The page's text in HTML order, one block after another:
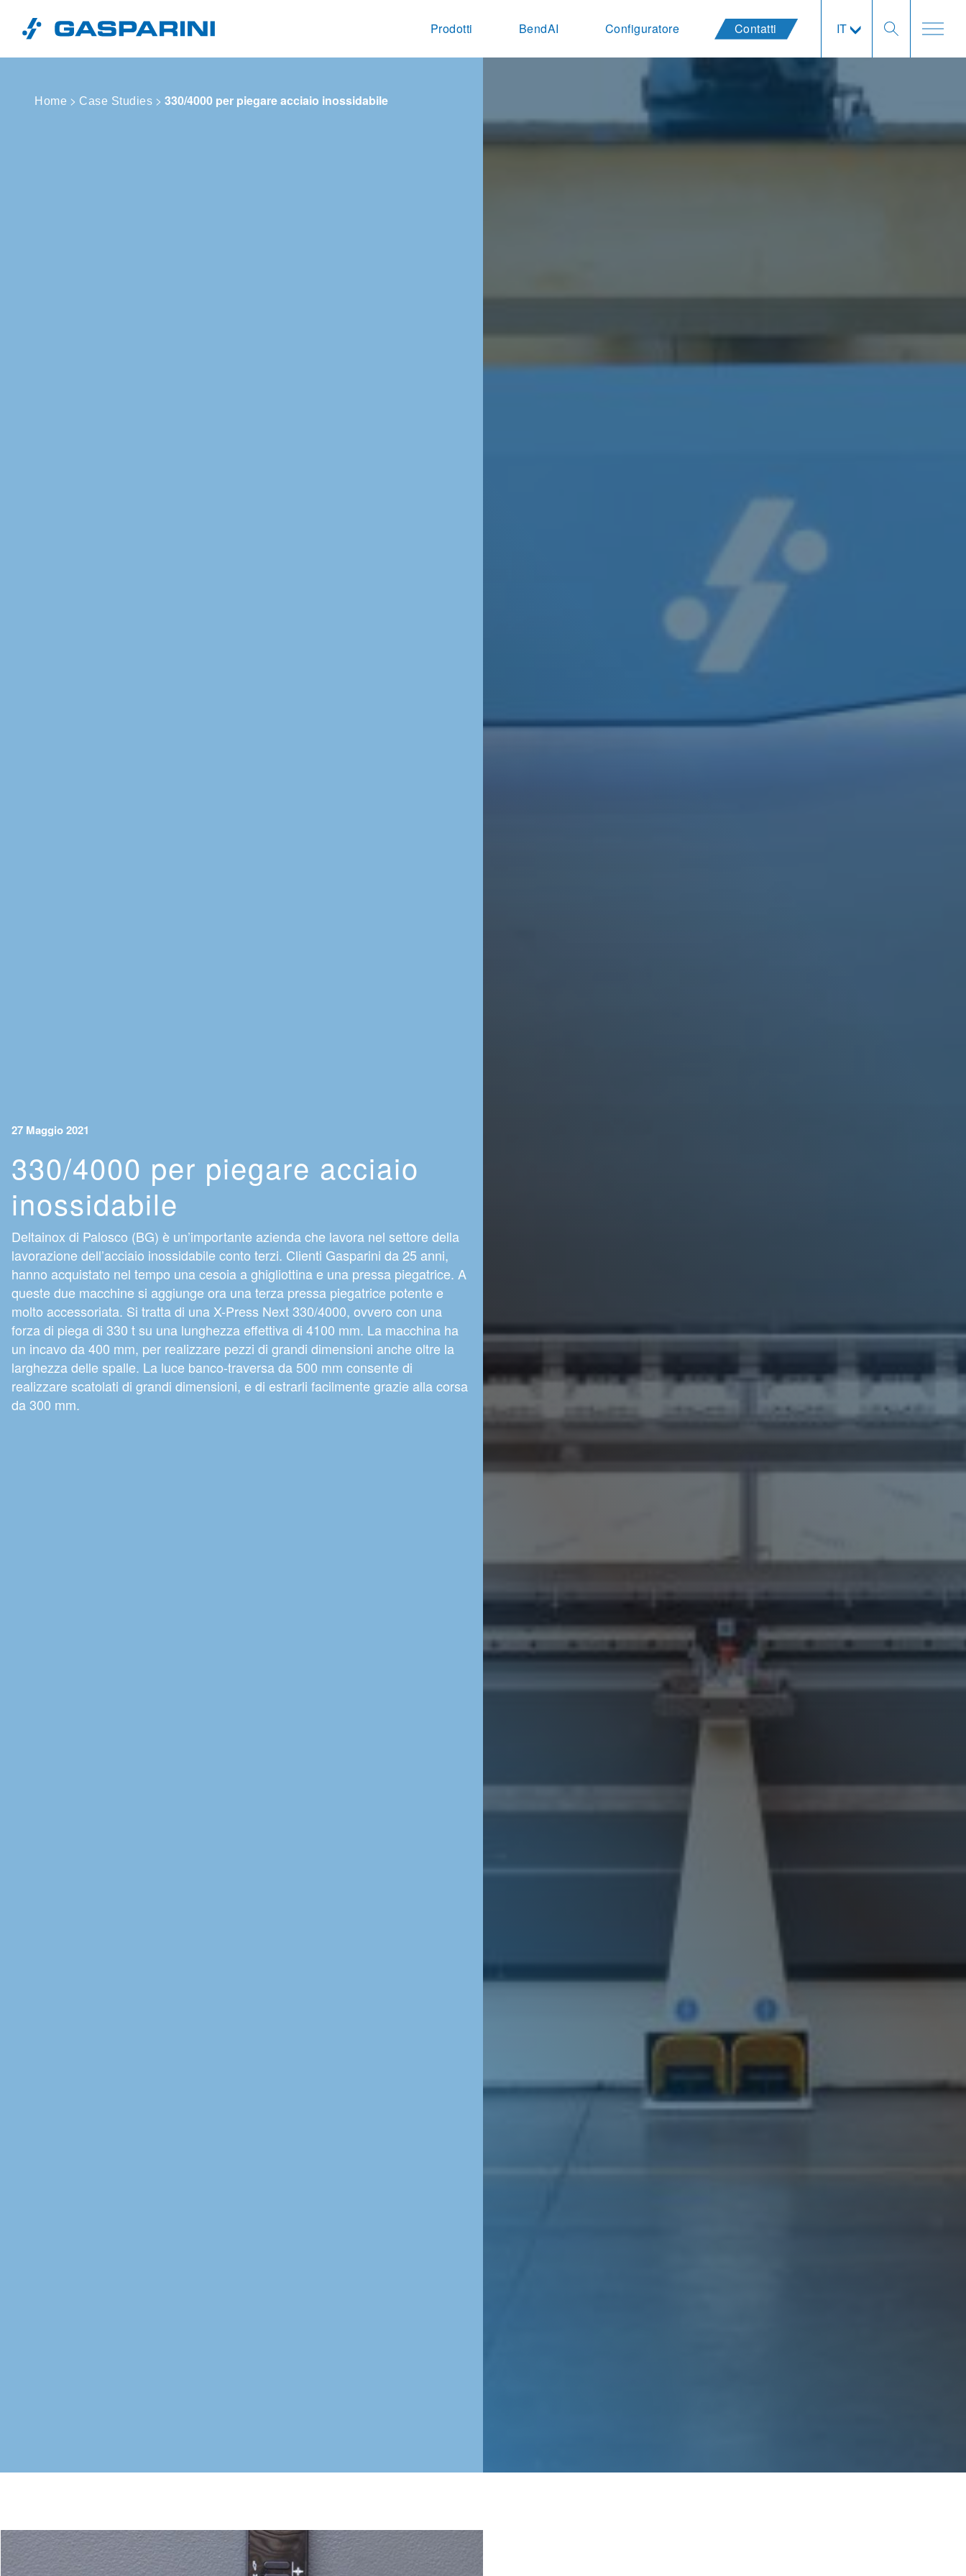
Prodotti BendAI Configuratore Contatti IT
Home > Case Studies > 330/4000 per piegare acciaio inossidabile
27 Maggio 2021
330/4000 per piegare acciaio
inossidabile
Deltainox di Palosco (BG) è un’importante azienda che lavora nel settore della
lavorazione dell’acciaio inossidabile conto terzi. Clienti Gasparini da 25 anni,
hanno acquistato nel tempo una cesoia a ghigliottina e una pressa piegatrice. A
queste due macchine si aggiunge ora una terza pressa piegatrice potente e
molto accessoriata. Si tratta di una X-Press Next 330/4000, ovvero con una
forza di piega di 330 t su una lunghezza effettiva di 4100 mm. La macchina ha
un incavo da 400 mm, per realizzare pezzi di grandi dimensioni anche oltre la
larghezza delle spalle. La luce banco-traversa da 500 mm consente di
realizzare scatolati di grandi dimensioni, e di estrarli facilmente grazie alla corsa
da 300 mm.